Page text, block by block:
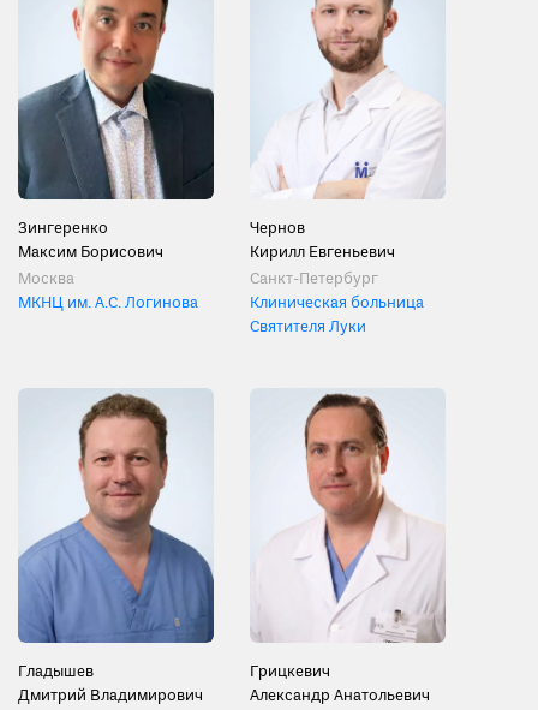
Зингеренко
Максим Борисович
Москва
МКНЦ им. А.С. Логинова
Чернов
Кирилл Евгеньевич
Санкт-Петербург
Клиническая больница
Святителя Луки
Гладышев
Дмитрий Владимирович
Грицкевич
Александр Анатольевич